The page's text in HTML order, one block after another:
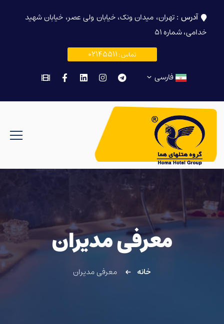
آدرس :تهران، میدان ونک، خیابان ولی عصر، خیابان شهید
خدامی، شماره ۵۱
تماس :02145511
فارسی
معرفی مدیران
خانه معرفی مدیران